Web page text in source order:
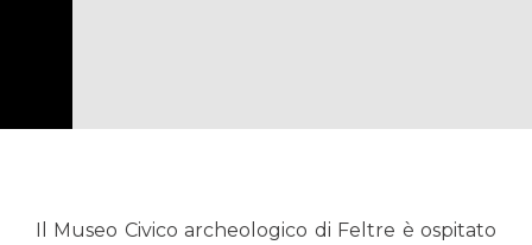
Il Museo Civico archeologico di Feltre è ospitato